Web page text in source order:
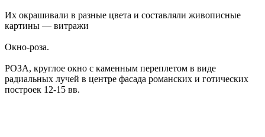
Их окрашивали в разные цвета и составляли живописные
картины — витражи
Окно-роза.
РОЗА, круглое окно с каменным переплетом в виде
радиальных лучей в центре фасада романских и готических
построек 12-15 вв.